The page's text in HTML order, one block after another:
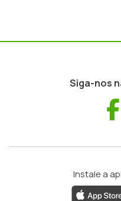
Siga-nos
Instale a